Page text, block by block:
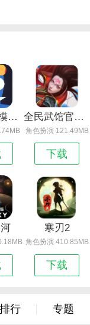
趣味大战模拟器 全民武馆官方版
角色扮演 121.49MB
下载
寒刃2
角色扮演 410.85MB
下载
排行 专题